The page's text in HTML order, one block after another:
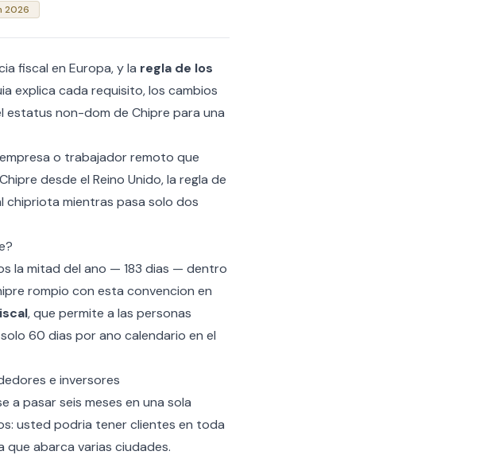
2026
fiscal en Europa, y la regla de los
explica cada requisito, los cambios
estatus non-dom de Chipre para una
o trabajador remoto que
desde el Reino Unido, la regla de
mientras pasa solo dos
la mitad del ano — 183 dias — dentro
rompio con esta convencion en
, que permite a las personas
60 dias por ano calendario en el
e inversores
a pasar seis meses en una sola
usted podria tener clientes en toda
que abarca varias ciudades.